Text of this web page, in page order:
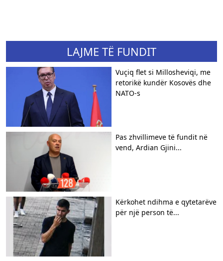
LAJME TË FUNDIT
​Vuçiq flet si Millosheviqi, me
retorikë kundër Kosovës dhe
NATO-s
Pas zhvillimeve të fundit në
vend, Ardian Gjini...
Kërkohet ndihma e qytetarëve
për një person të...